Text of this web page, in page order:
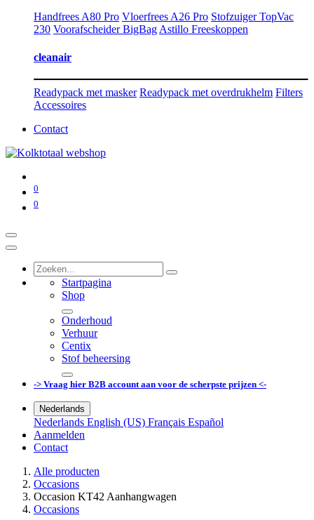
Handfrees A80 Pro Vloerfrees A26 Pro Stofzuiger TopVac
230 Voorafscheider BigBag Astillo Freeskoppen
cleanair
Readypack met masker Readypack met overdrukhelm Filters
Accessoires
Contact
0
0
Startpagina
Shop
Onderhoud
Verhuur
Centix
Stof beheersing
-> Vraag hier B2B account aan voor de scherpste prijzen <-
Nederlands
Nederlands English (US) Français Español
Aanmelden
Contact
Alle producten
Occasions
Occasion KT42 Aanhangwagen
Occasions